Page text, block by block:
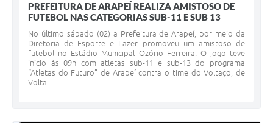
PREFEITURA DE ARAPEÍ REALIZA AMISTOSO DE
FUTEBOL NAS CATEGORIAS SUB-11 E SUB 13
No último sábado (02) a Prefeitura de Arapeí, por meio da
Diretoria de Esporte e Lazer, promoveu um amistoso de
futebol no Estádio Municipal Ozório Ferreira. O jogo teve
início às 09h com atletas sub-11 e sub-13 do programa
“Atletas do Futuro” de Arapeí contra o time do Voltaço, de
Volta...